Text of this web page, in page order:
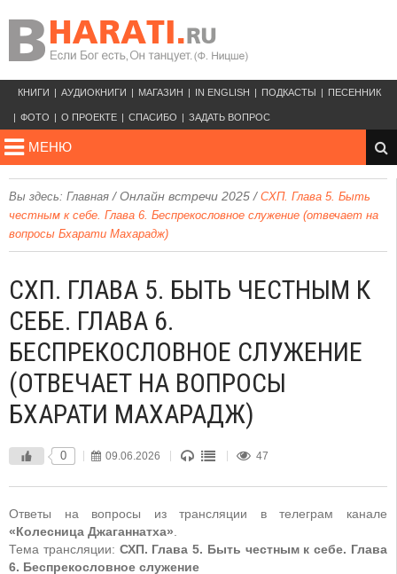
КНИГИ АУДИОКНИГИ МАГАЗИН IN ENGLISH ПОДКАСТЫ ПЕСЕННИК
ФОТО О ПРОЕКТЕ СПАСИБО ЗАДАТЬ ВОПРОС
МЕНЮ
Вы здесь: Главная /Онлайн встречи 2025 / СХП. Глава 5. Быть
честным к себе. Глава 6. Беспрекословное служение (отвечает на
вопросы Бхарати Махарадж)
СХП. ГЛАВА 5. БЫТЬ ЧЕСТНЫМ К
СЕБЕ. ГЛАВА 6.
БЕСПРЕКОСЛОВНОЕ СЛУЖЕНИЕ
(ОТВЕЧАЕТ НА ВОПРОСЫ
БХАРАТИ МАХАРАДЖ)
0 09.06.2026 47
Ответы на вопросы из трансляции в телеграм канале
«Колесница Джаганнатха»
Тема трансляции: СХП. Глава 5. Быть честным к себе. Глава
6. Беспрекословное служение